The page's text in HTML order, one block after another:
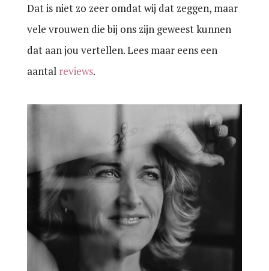
Dat is niet zo zeer omdat wij dat zeggen, maar
vele vrouwen die bij ons zijn geweest kunnen
dat aan jou vertellen. Lees maar eens een
aantal reviews.